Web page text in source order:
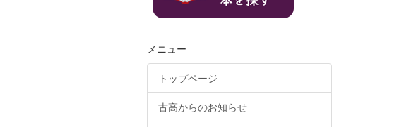
メニュー
トップページ
古高からのお知らせ